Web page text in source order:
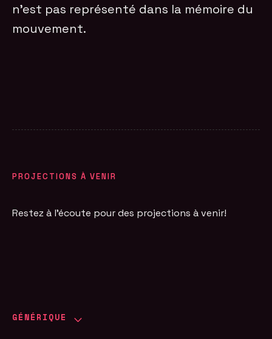
n’est pas représenté dans la mémoire du
mouvement.
PROJECTIONS À VENIR
Restez à l'écoute pour des projections à venir!
GÉNÉRIQUE